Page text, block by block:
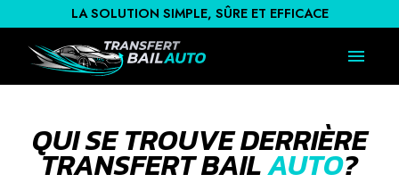
LA SOLUTION SIMPLE, SÛRE ET EFFICACE
QUI SE TROUVE DERRIÈRE
TRANSFERT BAILAUTO?